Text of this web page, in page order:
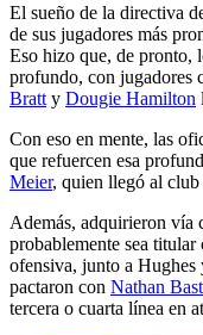
El sueño de la directiva
de sus jugadores más
Eso hizo que, de pronto,
profundo, con jugadores
Bratt y Dougie Hamilton
Con eso en mente, las
que refuercen esa
Meier, quien llegó al club
Además, adquirieron vía
probablemente sea
ofensiva, junto a Hughes
pactaron con Nathan
tercera o cuarta línea en